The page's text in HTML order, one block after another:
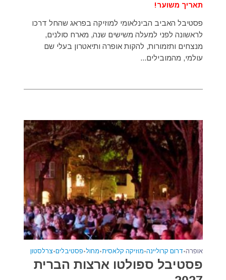
תאריך משוער!
פסטיבל האביב הבינלאומי למוזיקה בפראג שהחל דרכו
לראשונה לפני למעלה משישים שנה, מארח סולנים,
מנצחים ותזמורות, להקות אופרה ותיאטרון בעלי שם
עולמי, מהמובילים...
אופרה•דרום קרוליינה•מוזיקה קלאסית•מחול•פסטיבלים•צרלסטון
פסטיבל ספולטו ארצות הברית